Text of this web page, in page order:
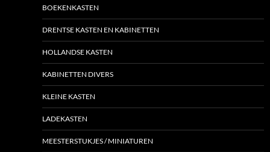
BOEKENKASTEN
DRENTSE KASTEN EN KABINETTEN
HOLLANDSE KASTEN
KABINETTEN DIVERS
KLEINE KASTEN
LADEKASTEN
MEESTERSTUKJES / MINIATUREN